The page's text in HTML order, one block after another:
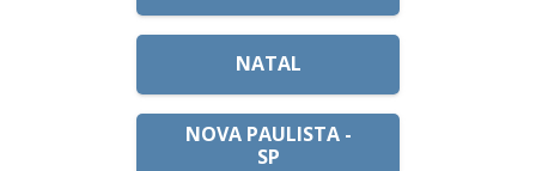
NATAL
NOVA PAULISTA -
SP